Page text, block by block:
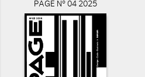
PAGE N° 04 2025